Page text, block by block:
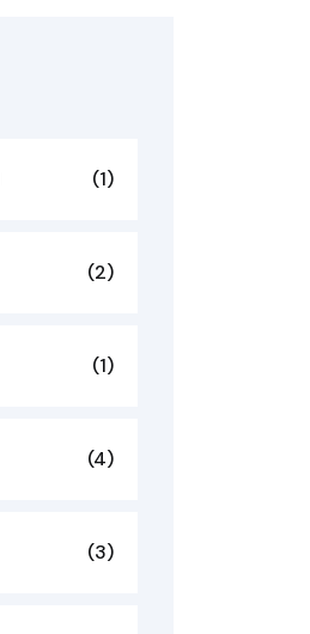
(1)
(2)
(1)
(4)
(3)